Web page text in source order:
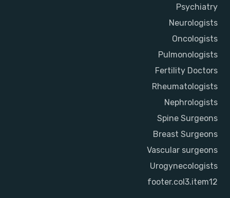
Psychiatry
Neurologists
Oncologists
Pulmonologists
Fertility Doctors
Rheumatologists
Nephrologists
Spine Surgeons
Breast Surgeons
Vascular surgeons
Urogynecologists
footer.col3.item12